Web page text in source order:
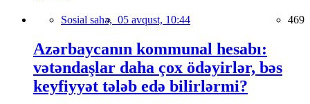
Sosial sahə, 05 avqust, 10:44 469
Azərbaycanın kommunal hesabı:
vətəndaşlar daha çox ödəyirlər, bəs
keyfiyyət tələb edə bilirlərmi?